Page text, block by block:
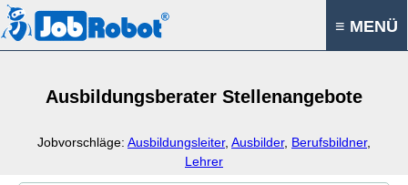
≡ MENÜ
Ausbildungsberater Stellenangebote
Jobvorschläge: Ausbildungsleiter, Ausbilder, Berufsbildner,
Lehrer